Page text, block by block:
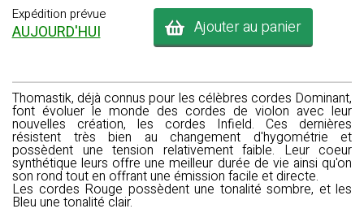
Expédition prévue
AUJOURD'HUI Ajouter au panier
Thomastik, déjà connus pour les célèbres cordes Dominant,
font évoluer le monde des cordes de violon avec leur
nouvelles création, les cordes Infield. Ces dernières
résistent très bien au changement d'hygométrie et
possèdent une tension relativement faible. Leur coeur
synthétique leurs offre une meilleur durée de vie ainsi qu'on
son rond tout en offrant une émission facile et directe.
Les cordes Rouge possèdent une tonalité sombre, et les
Bleu une tonalité clair.